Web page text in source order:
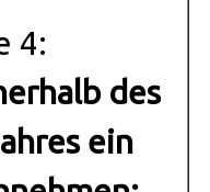
4:
des
ein